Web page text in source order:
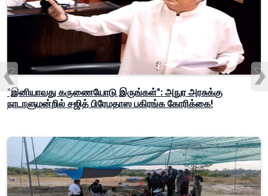
"இனியாவது கருணையோடு இருங்கள்": அநுர அரசுக்கு
நாடாளுமன்றில் சஜித் பிரேமதாஸ பகிரங்க கோரிக்கை!